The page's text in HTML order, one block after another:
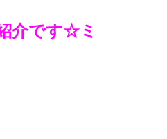
介です☆ミ